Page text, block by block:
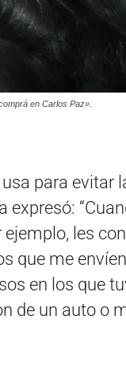
en Carlos Paz».
para evitar
les
que me
en los que
de un auto o